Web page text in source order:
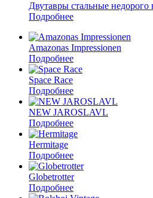
Двутавры стальные недорого
Подробнее
Amazonas Impressionen
Подробнее
Space Race
Подробнее
NEW JAROSLAVL
Подробнее
Hermitage
Подробнее
Globetrotter
Подробнее